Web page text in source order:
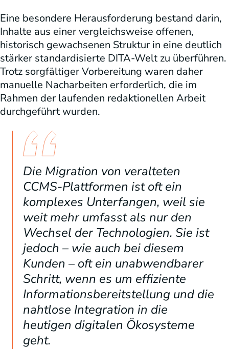
Eine besondere Herausforderung bestand darin,
Inhalte aus einer vergleichsweise offenen,
historisch gewachsenen Struktur in eine deutlich
stärker standardisierte DITA-Welt zu überführen.
Trotz sorgfältiger Vorbereitung waren daher
manuelle Nacharbeiten erforderlich, die im
Rahmen der laufenden redaktionellen Arbeit
durchgeführt wurden.
Die Migration von veralteten
CCMS-Plattformen ist oft ein
komplexes Unterfangen, weil sie
weit mehr umfasst als nur den
Wechsel der Technologien. Sie ist
jedoch – wie auch bei diesem
Kunden – oft ein unabwendbarer
Schritt, wenn es um effiziente
Informationsbereitstellung und die
nahtlose Integration in die
heutigen digitalen Ökosysteme
geht.